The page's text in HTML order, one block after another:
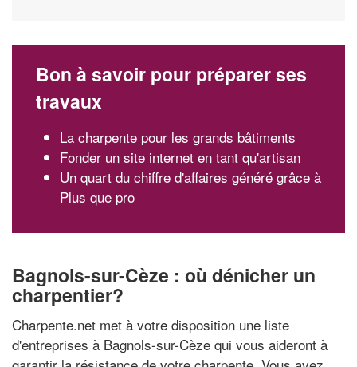
Bon à savoir pour préparer ses
travaux
La charpente pour les grands bâtiments
Fonder un site internet en tant qu'artisan
Un quart du chiffre d'affaires généré grâce à
Plus que pro
Bagnols-sur-Cèze : où dénicher un
charpentier?
Charpente.net met à votre disposition une liste
d'entreprises à Bagnols-sur-Cèze qui vous aideront à